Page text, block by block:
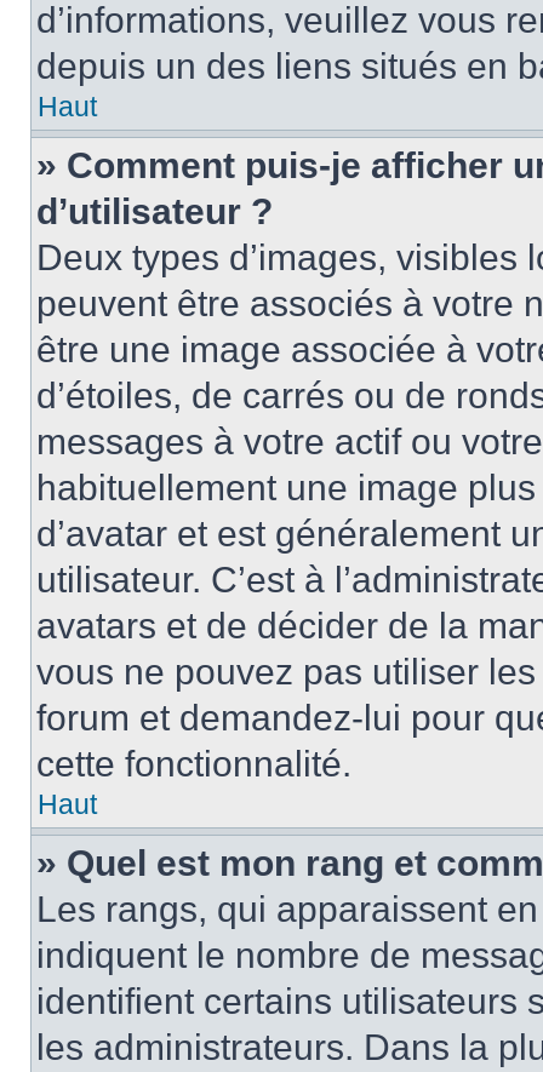
d’informations, veuillez vous
depuis un des liens situés en
Haut
» Comment puis-je afficher
d’utilisateur ?
Deux types d’images,
peuvent être associés à votre
être une image associée à
d’étoiles, de carrés ou de
messages à votre actif ou
habituellement une image
d’avatar et est généralement
utilisateur. C’est à
avatars et de décider de la
vous ne pouvez pas utiliser
forum et demandez-lui pour
cette fonctionnalité.
Haut
» Quel est mon rang et
Les rangs, qui apparaissent
indiquent le nombre de
identifient certains utilisateurs
les administrateurs. Dans la